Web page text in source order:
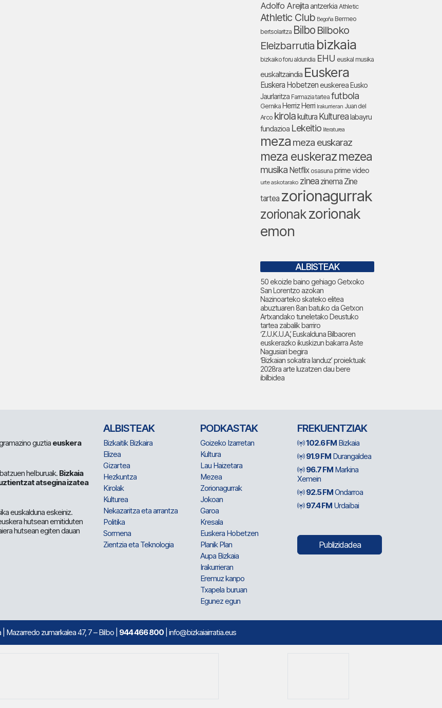
Adolfo Arejitaantzerkia Athletic
Athletic Club Begoña Bermeo
bertsolaritza Bilbo Bilboko
Eleizbarrutia bizkaia
bizkaiko foru aldundia EHU euskal musika
euskaltzaindia Euskera
Euskera Hobetzen euskerea Eusko
Jaurlaritza Farmazia tartea futbola
Gernika Herriz Herri Irakurrieran Juan del
Arco kirola kultura Kulturea labayru
fundazioa Lekeitio literaturea
meza meza euskaraz
meza euskerazmezea
musika Netflix osasuna prime video
urte askotarako zinea zinema Zine
tartea zorionagurrak
zorionakzorionak
emon
ALBISTEAK
50 ekoizle baino gehiago Getxoko
San Lorentzo azokan
Nazinoarteko skateko elitea
abuztuaren 8an batuko da Getxon
Artxandako tuneletako Deustuko
tartea zabalik barriro
‘Z.U.K.U.A.’, Euskalduna Bilbaoren
euskerazko ikuskizun bakarra Aste
Nagusiari begira
‘Bizkaian sokatira landuz’ proiektuak
2028ra arte luzatzen dau bere
ibilbidea
guztia euskera
helburuak. Bizkaia
atsegina izatea
euskalduna eskeiniz.
hutsean emitiduten
hutsean egiten dauan
ALBISTEAK
Bizkaitik Bizkaira
Elizea
Gizartea
Hezkuntza
Kirolak
Kulturea
Nekazaritza eta arrantza
Politika
Sormena
Zientzia eta Teknologia
PODKASTAK
Goizeko Izarretan
Kultura
Lau Haizetara
Mezea
Zorionagurrak
Jokoan
Garoa
Kresala
Euskera Hobetzen
Planik Plan
Aupa Bizkaia
Irakurrieran
Eremuz kanpo
Txapela buruan
Egunez egun
FREKUENTZIAK
102.6 FM Bizkaia
91.9 FM Durangaldea
96.7 FM Markina
Xemein
92.5 FMOndarroa
97.4 FM Urdaibai
Publizidadea
| Mazarredo zumarkalea 47, 7 – Bilbo | 944 466 800 | info@bizkaiairratia.eus